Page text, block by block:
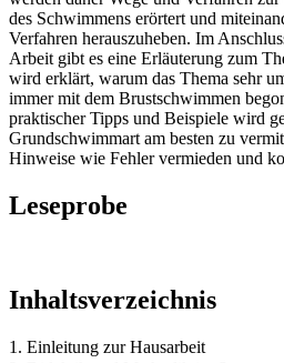
des Schwimmens erörtert und
Verfahren herauszuheben. Im
Arbeit gibt es eine Erläuterung zum
wird erklärt, warum das Thema sehr
immer mit dem Brustschwimmen
praktischer Tipps und Beispiele wird
Grundschwimmart am besten zu
Hinweise wie Fehler vermieden und
Leseprobe
Inhaltsverzeichnis
1. Einleitung zur Hausarbeit